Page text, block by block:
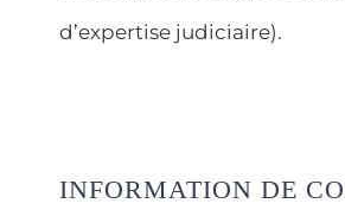
d’expertise judiciaire).
INFORMATION DE